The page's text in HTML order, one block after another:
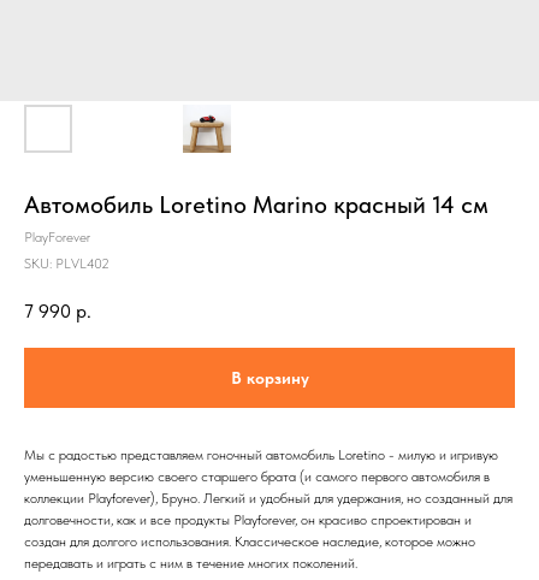
Автомобиль Loretino Marino красный 14 см
PlayForever
SKU: PLVL402
7 990 р.
В корзину
Мы с радостью представляем гоночный автомобиль Loretino - милую и игривую
уменьшенную версию своего старшего брата (и самого первого автомобиля в
коллекции Playforever), Бруно. Легкий и удобный для удержания, но созданный для
долговечности, как и все продукты Playforever, он красиво спроектирован и
создан для долгого использования. Классическое наследие, которое можно
передавать и играть с ним в течение многих поколений.